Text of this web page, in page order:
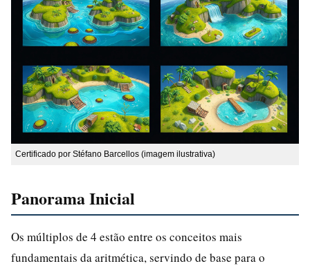
Certificado por Stéfano Barcellos (imagem ilustrativa)
Panorama Inicial
Os múltiplos de 4 estão entre os conceitos mais
fundamentais da aritmética, servindo de base para o